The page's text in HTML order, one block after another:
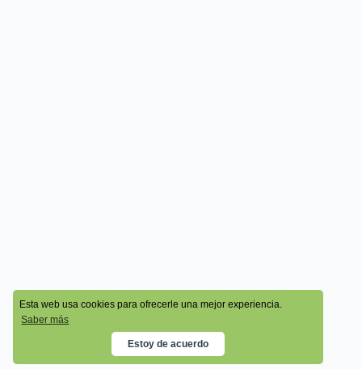
Esta web usa cookies para ofrecerle una mejor experiencia.
Saber más
Estoy de acuerdo
© 2026 - Cala Academy